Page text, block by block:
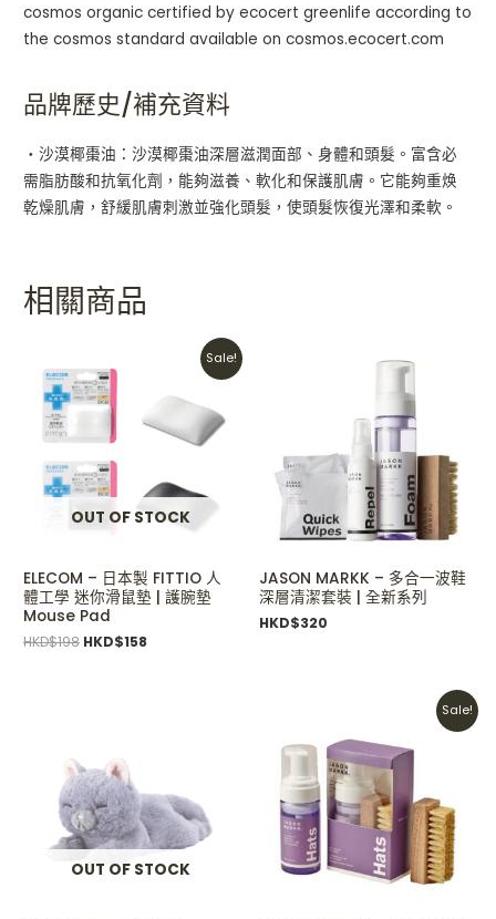
cosmos organic certified by ecocert greenlife according to
the cosmos standard available on cosmos.ecocert.com
品牌歷史/補充資料
・沙漠椰棗油：沙漠椰棗油深層滋潤面部、身體和頭髮。富含必
需脂肪酸和抗氧化劑，能夠滋養、軟化和保護肌膚。它能夠重焕
乾燥肌膚，舒緩肌膚刺激並強化頭髮，使頭髮恢復光澤和柔軟。
相關商品
Sale!
OUT OF STOCK
ELECOM – 日本製 FITTIO 人
體工學 迷你滑鼠墊 | 護腕墊
Mouse Pad
HKD$198
price
was:
HKD$198.
HKD$158
Current
HKD$158.
JASON MARKK – 多合一波鞋
深層清潔套裝 | 全新系列
HKD$320
OUT OF STOCK
Sale!
was:
HKD$349.
Current
HKD$240.